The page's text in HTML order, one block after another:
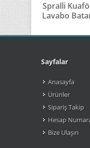
Spralli
Lavabo
Sayfalar
Anasayfa
Ürünler
Sipariş Takip
Hesap
Bize Ulaşın